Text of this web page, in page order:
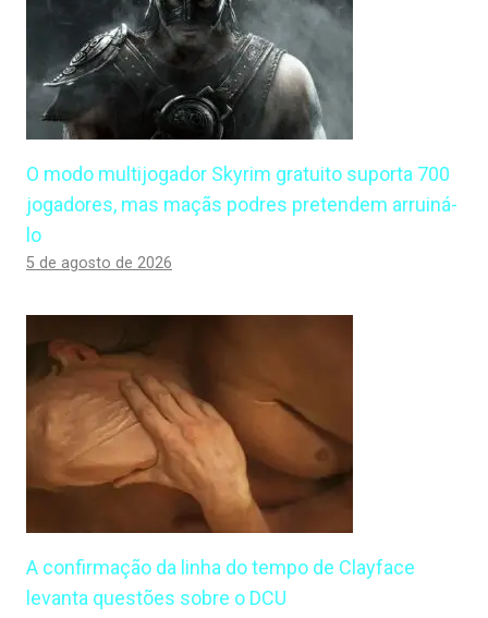
O modo multijogador Skyrim gratuito suporta 700
jogadores, mas maçãs podres pretendem arruiná-
lo
5 de agosto de 2026
A confirmação da linha do tempo de Clayface
levanta questões sobre o DCU